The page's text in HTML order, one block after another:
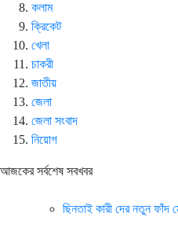
কলাম
ক্রিকেট
খেলা
চাকরী
জাতীয়
জেলা
জেলা সংবাদ
নিয়োগ
আজকের সর্বশেষ সবখবর
ছিনতাই কারী দের নতুন ফাঁদ